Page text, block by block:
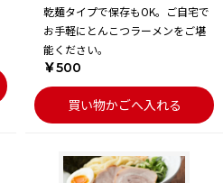
乾麺タイプで保存もOK。ご自宅で
お手軽にとんこつラーメンをご堪
能ください。
￥500
買い物かごへ入れる